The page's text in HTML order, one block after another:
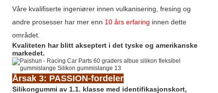
Våre kvalifiserte ingeniører innen vulkanisering, fresing og
andre prosesser har mer enn 10 års erfaring innen dette
området.
Kvaliteten har blitt akseptert i det tyske og amerikanske
markedet.
Årsak 3: PASSION-fordeler
Silikongummi av 1.1. klasse med identifikasjonskort,